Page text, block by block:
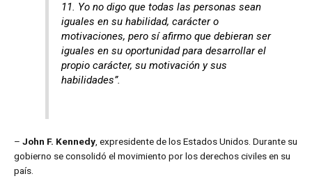
11. Yo no digo que todas las personas sean
iguales en su habilidad, carácter o
motivaciones, pero sí afirmo que debieran ser
iguales en su oportunidad para desarrollar el
propio carácter, su motivación y sus
habilidades”.
– John F. Kennedy , expresidente de los Estados Unidos. Durante su
gobierno se consolidó el movimiento por los derechos civiles en su
país.